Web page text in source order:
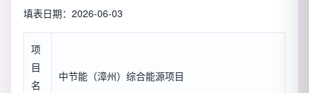
填表日期：2026-06-03
项
目
名
中节能（漳州）综合能源项目